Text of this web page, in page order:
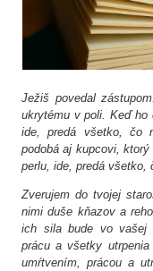
Ježiš povedal
ukrytému v poli. Keď ho
ide, predá všetko, čo
podobá aj kupcovi,
perlu, ide, predá všetko,
Zverujem do tvojej
nimi duše kňazov a
ich sila bude vo vašej
prácu a všetky
umŕtvením, prácou a